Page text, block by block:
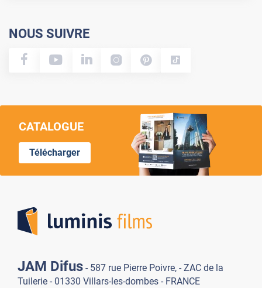
NOUS SUIVRE
CATALOGUE
Télécharger
JAM Difus - 587 rue Pierre Poivre, - ZAC de la
Tuilerie - 01330 Villars-les-dombes - FRANCE